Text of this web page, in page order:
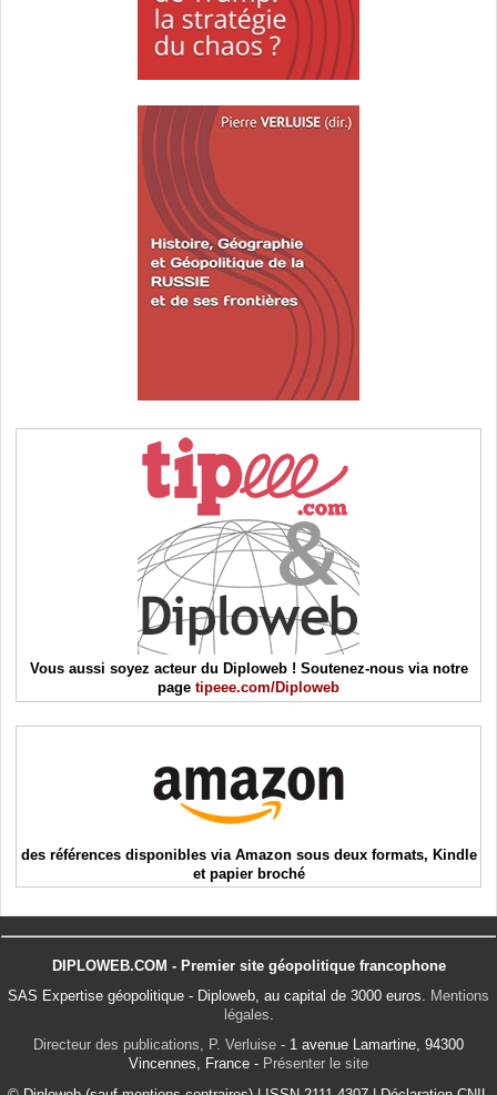
Vous aussi soyez acteur du Diploweb ! Soutenez-nous via notre
page tipeee.com/Diploweb
des références disponibles via Amazon sous deux formats, Kindle
et papier broché
DIPLOWEB.COM - Premier site géopolitique francophone
SAS Expertise géopolitique - Diploweb, au capital de 3000 euros. Mentions
légales.
Directeur des publications, P. Verluise - 1 avenue Lamartine, 94300
Vincennes, France - Présenter le site